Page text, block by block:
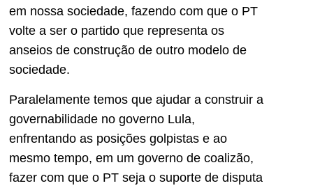
em nossa sociedade, fazendo com que o PT
volte a ser o partido que representa os
anseios de construção de outro modelo de
sociedade.
Paralelamente temos que ajudar a construir a
governabilidade no governo Lula,
enfrentando as posições golpistas e ao
mesmo tempo, em um governo de coalizão,
fazer com que o PT seja o suporte de disputa